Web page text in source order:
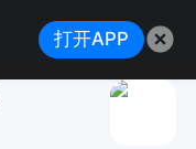
打开APP